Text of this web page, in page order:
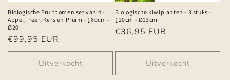
Biologische Fruitbomen set van 4 -
Appel, Peer, Kers en Pruim - ↨60cm -
Ø20
Normale
prijs
€99,95 EUR
Uitverkocht
Biologische kiwiplanten - 3 stuks -
↨20cm - Ø13cm
Normale
€36,95 EUR
Uitverkocht